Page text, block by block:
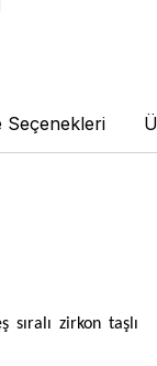
Seçenekleri
sıralı zirkon taşlı